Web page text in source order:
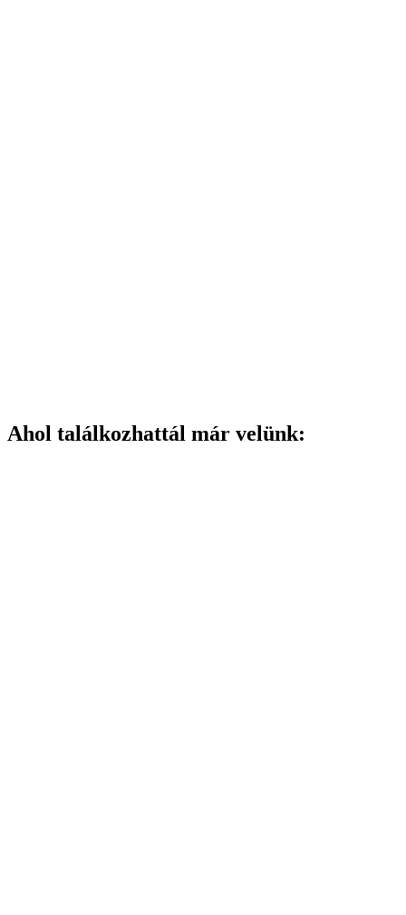
Ahol találkozhattál már velünk: